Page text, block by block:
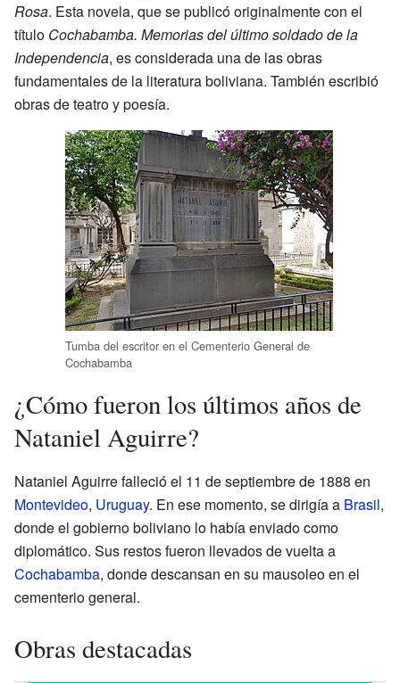
Rosa. Esta novela, que se publicó originalmente con el
título Cochabamba. Memorias del último soldado de la
Independencia, es considerada una de las obras
fundamentales de la literatura boliviana. También escribió
obras de teatro y poesía.
Tumba del escritor en el Cementerio General de
Cochabamba
¿Cómo fueron los últimos años de
Nataniel Aguirre?
Nataniel Aguirre falleció el 11 de septiembre de 1888 en
Montevideo, Uruguay. En ese momento, se dirigía a Brasil,
donde el gobierno boliviano lo había enviado como
diplomático. Sus restos fueron llevados de vuelta a
Cochabamba, donde descansan en su mausoleo en el
cementerio general.
Obras destacadas